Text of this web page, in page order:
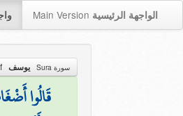
Main Version الواجهة الرئيسية
سورة Sura يوسف
قَالُوا